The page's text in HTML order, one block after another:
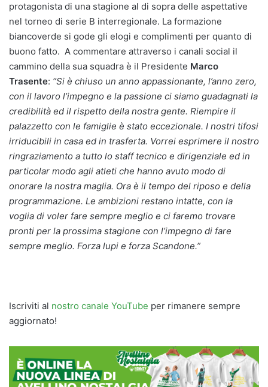
protagonista di una stagione al di sopra delle aspettative
nel torneo di serie B interregionale. La formazione
biancoverde si gode gli elogi e complimenti per quanto di
buono fatto. A commentare attraverso i canali social il
cammino della sua squadra è il Presidente Marco
Trasente: “Si è chiuso un anno appassionante, l’anno zero,
con il lavoro l’impegno e la passione ci siamo guadagnati la
credibilità ed il rispetto della nostra gente. Riempire il
palazzetto con le famiglie è stato eccezionale. I nostri tifosi
irriducibili in casa ed in trasferta. Vorrei esprimere il nostro
ringraziamento a tutto lo staff tecnico e dirigenziale ed in
particolar modo agli atleti che hanno avuto modo di
onorare la nostra maglia. Ora è il tempo del riposo e della
programmazione. Le ambizioni restano intatte, con la
voglia di voler fare sempre meglio e ci faremo trovare
pronti per la prossima stagione con l’impegno di fare
sempre meglio. Forza lupi e forza Scandone.”
Iscriviti al nostro canale YouTube per rimanere sempre
aggiornato!